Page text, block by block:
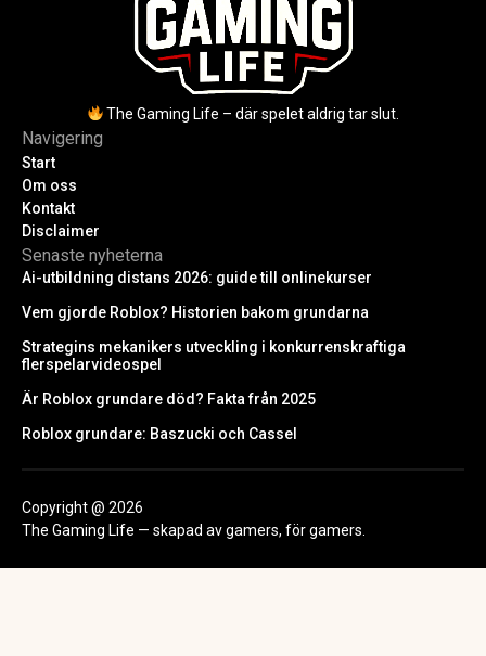
The Gaming Life – där spelet aldrig tar slut.
Navigering
Start
Om oss
Kontakt
Disclaimer
Senaste nyheterna
Ai-utbildning distans 2026: guide till onlinekurser
Vem gjorde Roblox? Historien bakom grundarna
Strategins mekanikers utveckling i konkurrenskraftiga
flerspelarvideospel
Är Roblox grundare död? Fakta från 2025
Roblox grundare: Baszucki och Cassel
Copyright @ 2026
The Gaming Life — skapad av gamers, för gamers.